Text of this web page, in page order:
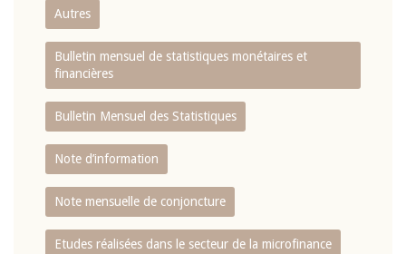
Autres
Bulletin mensuel de statistiques monétaires et
financières
Bulletin Mensuel des Statistiques
Note d’information
Note mensuelle de conjoncture
Etudes réalisées dans le secteur de la microfinance